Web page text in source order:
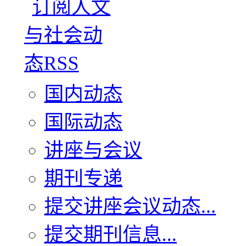
国内动态
国际动态
讲座与会议
期刊专递
提交讲座会议动态...
提交期刊信息...